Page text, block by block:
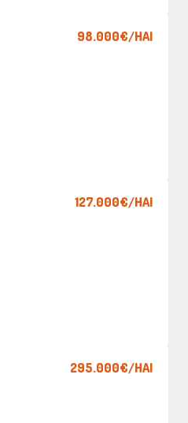
98.000€/HAI
127.000€/HAI
295.000€/HAI